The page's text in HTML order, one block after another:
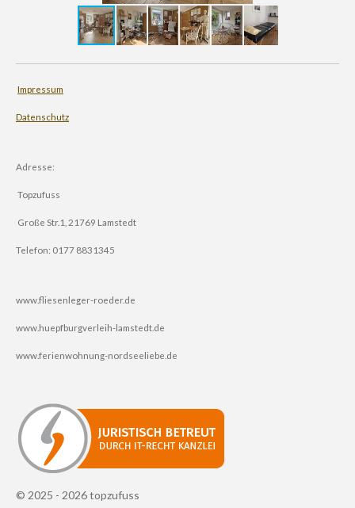
Impressum
Datenschutz
Adresse:
Topzufuss
Große Str.1, 21769 Lamstedt
Telefon: 0177 8831345
www.fliesenleger-roeder.de
www.huepfburgverleih-lamstedt.de
www.ferienwohnung-nordseeliebe.de
© 2025 - 2026 topzufuss